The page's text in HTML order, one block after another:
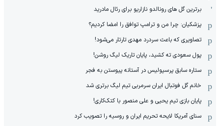
برترین گل های رونالدو نازاریو برای رئال مادرید
پزشکیان: چرا من و ترامپ توافق را امضا کردیم؟
تصاویری که باعث سردرد مهدی تارتار می‌شود!
پول سعودی ته کشید، پایان تاریک لیگ روشن!
ستاره سابق پرسپولیس در آستانه پیوستن به فجر
خانم گل فوتبال ایران سرمربی تیم لیگ برتری شد
پایان بازی تیم یحیی و علی منصور با کتک‌کاری!
سنای آمریکا لایحه تحریم ایران و روسیه را تصویب کرد